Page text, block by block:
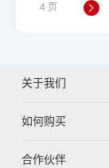
4 页
关于我们
如何购买
合作伙伴